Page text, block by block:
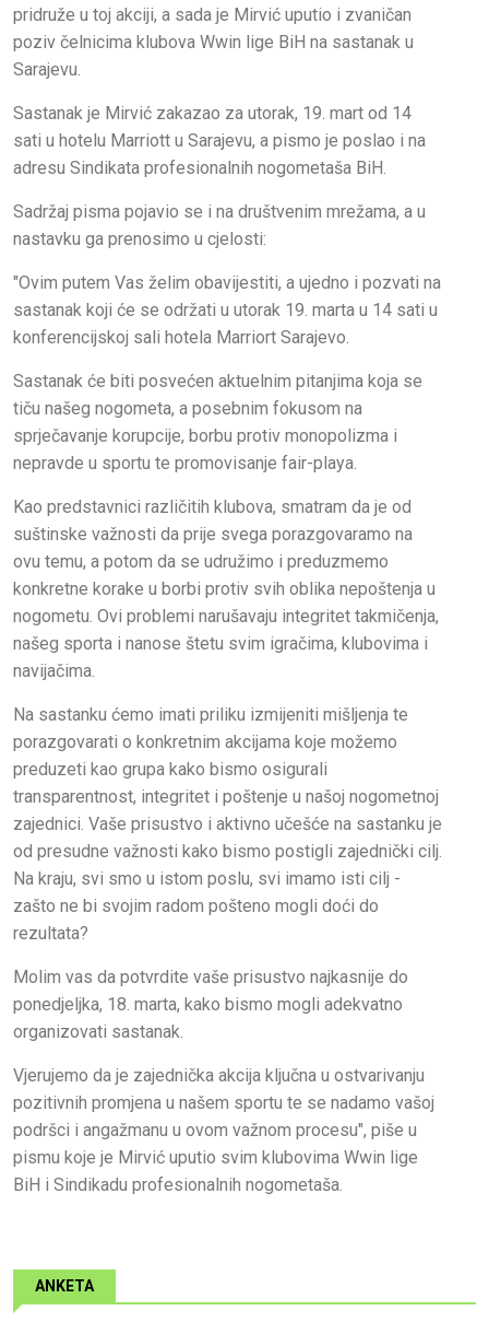
pridruže u toj akciji, a sada je Mirvić uputio i zvaničan
poziv čelnicima klubova Wwin lige BiH na sastanak u
Sarajevu.
Sastanak je Mirvić zakazao za utorak, 19. mart od 14
sati u hotelu Marriott u Sarajevu, a pismo je poslao i na
adresu Sindikata profesionalnih nogometaša BiH.
Sadržaj pisma pojavio se i na društvenim mrežama, a u
nastavku ga prenosimo u cjelosti:
"Ovim putem Vas želim obavijestiti, a ujedno i pozvati na
sastanak koji će se održati u utorak 19. marta u 14 sati u
konferencijskoj sali hotela Marriort Sarajevo.
Sastanak će biti posvećen aktuelnim pitanjima koja se
tiču našeg nogometa, a posebnim fokusom na
sprječavanje korupcije, borbu protiv monopolizma i
nepravde u sportu te promovisanje fair-playa.
Kao predstavnici različitih klubova, smatram da je od
suštinske važnosti da prije svega porazgovaramo na
ovu temu, a potom da se udružimo i preduzmemo
konkretne korake u borbi protiv svih oblika nepoštenja u
nogometu. Ovi problemi narušavaju integritet takmičenja,
našeg sporta i nanose štetu svim igračima, klubovima i
navijačima.
Na sastanku ćemo imati priliku izmijeniti mišljenja te
porazgovarati o konkretnim akcijama koje možemo
preduzeti kao grupa kako bismo osigurali
transparentnost, integritet i poštenje u našoj nogometnoj
zajednici. Vaše prisustvo i aktivno učešće na sastanku je
od presudne važnosti kako bismo postigli zajednički cilj.
Na kraju, svi smo u istom poslu, svi imamo isti cilj -
zašto ne bi svojim radom pošteno mogli doći do
rezultata?
Molim vas da potvrdite vaše prisustvo najkasnije do
ponedjeljka, 18. marta, kako bismo mogli adekvatno
organizovati sastanak.
Vjerujemo da je zajednička akcija ključna u ostvarivanju
pozitivnih promjena u našem sportu te se nadamo vašoj
podršci i angažmanu u ovom važnom procesu", piše u
pismu koje je Mirvić uputio svim klubovima Wwin lige
BiH i Sindikadu profesionalnih nogometaša.
ANKETA